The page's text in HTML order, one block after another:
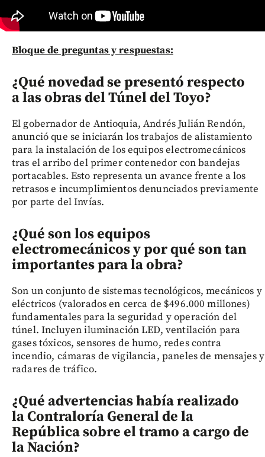
Bloque de preguntas y respuestas:
¿Qué novedad se presentó respecto
a las obras del Túnel del Toyo?
El gobernador de Antioquia, Andrés Julián Rendón,
anunció que se iniciarán los trabajos de alistamiento
para la instalación de los equipos electromecánicos
tras el arribo del primer contenedor con bandejas
portacables. Esto representa un avance frente a los
retrasos e incumplimientos denunciados previamente
por parte del Invías.
¿Qué son los equipos
electromecánicos y por qué son tan
importantes para la obra?
Son un conjunto de sistemas tecnológicos, mecánicos y
eléctricos (valorados en cerca de $496.000 millones)
fundamentales para la seguridad y operación del
túnel. Incluyen iluminación LED, ventilación para
gases tóxicos, sensores de humo, redes contra
incendio, cámaras de vigilancia, paneles de mensajes y
radares de tráfico.
¿Qué advertencias había realizado
la Contraloría General de la
República sobre el tramo a cargo de
la Nación?